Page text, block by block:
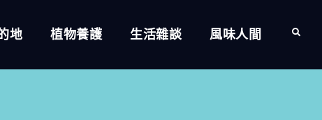
地 植物養護 生活雜談 風味人間 Search